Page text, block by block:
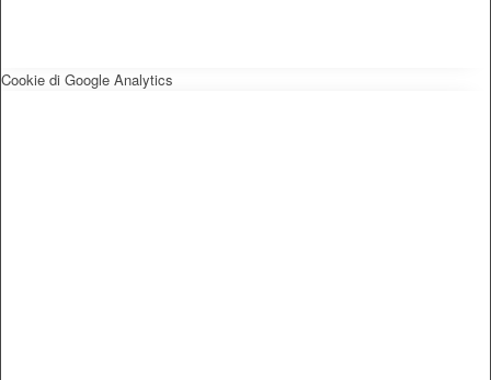
Cookie di Google Analytics